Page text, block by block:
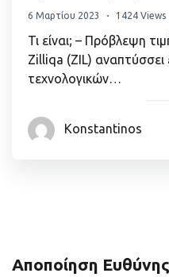
6 Μαρτίου 2023 1424 Views
Τι είναι; – Πρόβλεψη
Zilliqa (ZIL) αναπτύσσει
τεχνολογικών…
Konstantinos
Αποποίηση